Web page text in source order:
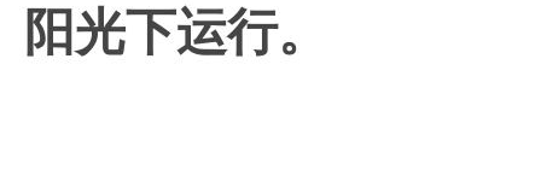
阳光下运行。